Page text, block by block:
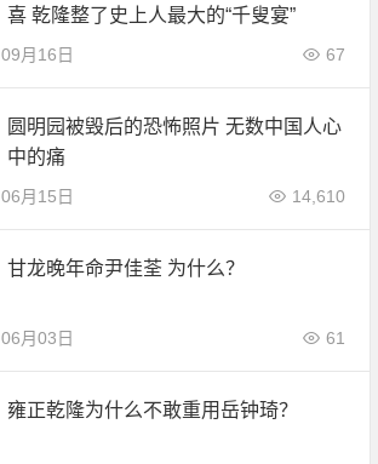
喜 乾隆整了史上人最大的“千叟宴”
09月16日 67
圆明园被毁后的恐怖照片 无数中国人心
中的痛
06月15日 14,610
甘龙晚年命尹佳荃 为什么？
06月03日 61
雍正乾隆为什么不敢重用岳钟琦？